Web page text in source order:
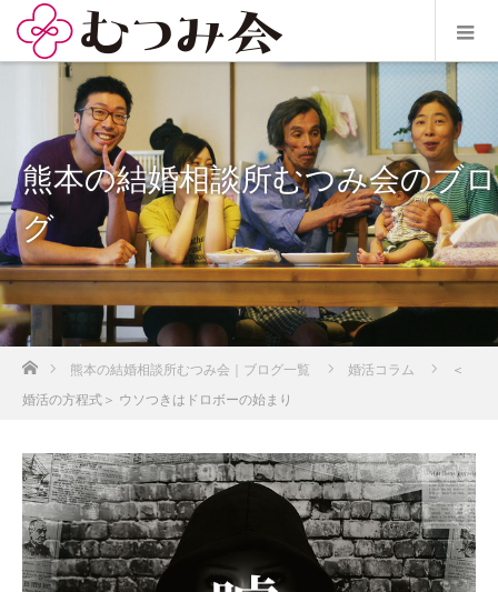
熊本の結婚相談所むつみ会のブロ
グ
ホーム熊本の結婚相談所むつみ会｜ブログ一覧 婚活コラム
＜
婚活の方程式＞ ウソつきはドロボーの始まり